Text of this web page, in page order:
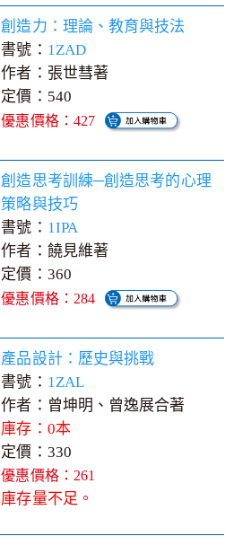
創造力：理論、教育與技法
書號： 1ZAD
作者：張世彗著
定價：540
優惠價格：427
創造思考訓練─創造思考的心理
策略與技巧
書號： 1IPA
作者：饒見維著
定價：360
優惠價格：284
產品設計：歷史與挑戰
書號： 1ZAL
作者：曾坤明、曾逸展合著
庫存：0本
定價：330
優惠價格：261
庫存量不足。